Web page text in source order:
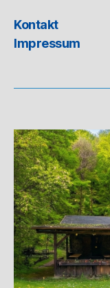
Kontakt
Impressum